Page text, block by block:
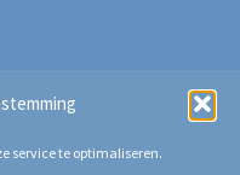
service te optimaliseren.